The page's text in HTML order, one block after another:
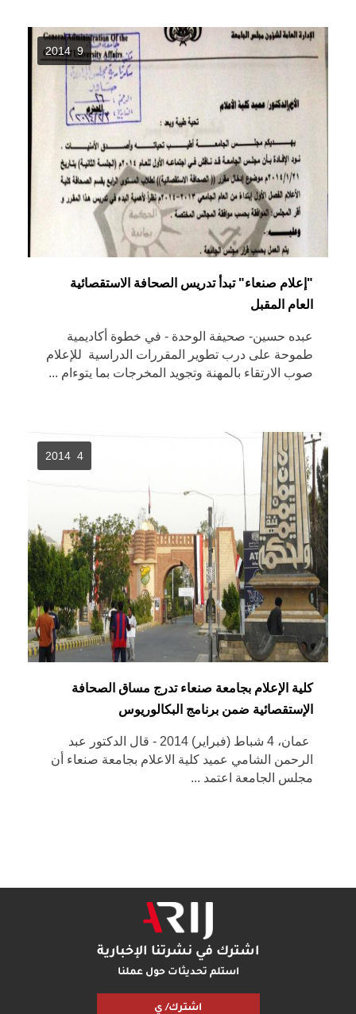
9 2014
"إعلام صنعاء" تبدأ تدريس الصحافة الاستقصائية
العام المقبل
عبده حسين- صحيفة الوحدة - في خطوة أكاديمية
طموحة على درب تطوير المقررات الدراسية للإعلام
صوب الارتقاء بالمهنة وتجويد المخرجات بما يتوءام ...
4 2014
كلية الإعلام بجامعة صنعاء تدرج مساق الصحافة
الإستقصائية ضمن برنامج البكالوريوس
عمان، 4 شباط (فبراير) 2014 - قال الدكتور عبد
الرحمن الشامي عميد كلية الاعلام بجامعة صنعاء أن
مجلس الجامعة اعتمد ...
اشترك في نشرتنا الإخبارية
استلم تحديثات حول عملنا
اشترك/ ي